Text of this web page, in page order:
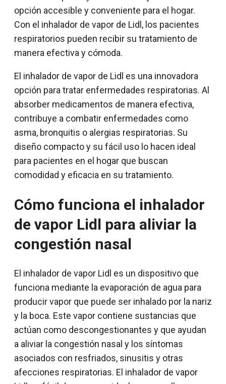
opción accesible y conveniente para el hogar.
Con el inhalador de vapor de Lidl, los pacientes
respiratorios pueden recibir su tratamiento de
manera efectiva y cómoda.
El inhalador de vapor de Lidl es una innovadora
opción para tratar enfermedades respiratorias. Al
absorber medicamentos de manera efectiva,
contribuye a combatir enfermedades como
asma, bronquitis o alergias respiratorias. Su
diseño compacto y su fácil uso lo hacen ideal
para pacientes en el hogar que buscan
comodidad y eficacia en su tratamiento.
Cómo funciona el inhalador
de vapor Lidl para aliviar la
congestión nasal
El inhalador de vapor Lidl es un dispositivo que
funciona mediante la evaporación de agua para
producir vapor que puede ser inhalado por la nariz
y la boca. Este vapor contiene sustancias que
actúan como descongestionantes y que ayudan
a aliviar la congestión nasal y los síntomas
asociados con resfriados, sinusitis y otras
afecciones respiratorias. El inhalador de vapor